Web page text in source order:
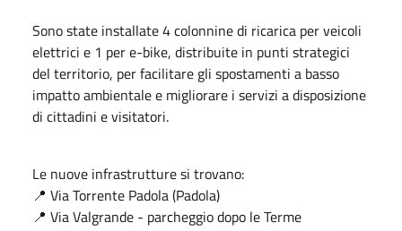
Sono state installate 4 colonnine di ricarica per veicoli
elettrici e 1 per e-bike, distribuite in punti strategici
del territorio, per facilitare gli spostamenti a basso
impatto ambientale e migliorare i servizi a disposizione
di cittadini e visitatori.
Le nuove infrastrutture si trovano:
📍 Via Torrente Padola (Padola)
📍 Via Valgrande - parcheggio dopo le Terme